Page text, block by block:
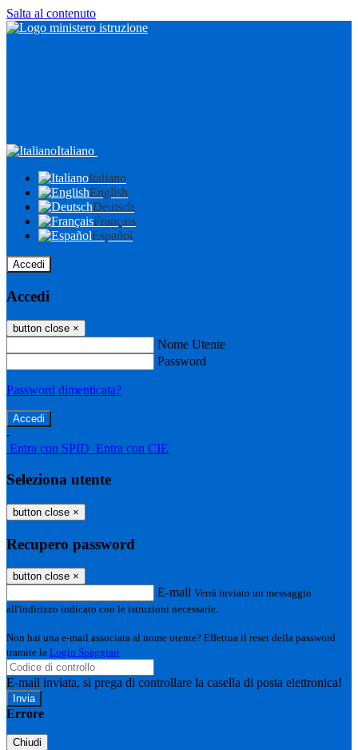
Salta al contenuto
Italiano
Italiano
English
Deutsch
Français
Español
Accedi
Accedi
button close ×
Nome Utente
Password
Password dimenticata?
-
Entra con SPID Entra con CIE
Seleziona utente
button close ×
Recupero password
button close ×
E-mail Verrà inviato un messaggio
all'indirizzo indicato con le istruzioni necessarie.
Non hai una e-mail associata al nome utente? Effettua il reset della password
tramite la Login Spaggiari
E-mail inviata, si prega di controllare la casella di posta elettronica!
Errore
Chiudi